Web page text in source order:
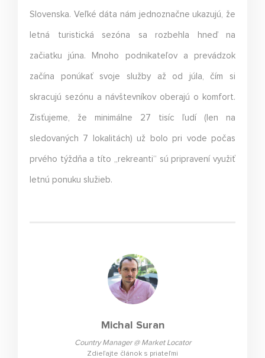
Slovenska. Veľké dáta nám jednoznačne ukazujú, že
letná turistická sezóna sa rozbehla hneď na
začiatku júna. Mnoho podnikateľov a prevádzok
začína ponúkať svoje služby až od júla, čím si
skracujú sezónu a návštevníkov oberajú o komfort.
Zisťujeme, že minimálne 27 tisíc ľudí (len na
sledovaných 7 lokalitách) už bolo pri vode počas
prvého týždňa a títo „rekreanti“ sú pripravení využiť
letnú ponuku služieb.
Michal Suran
Country Manager @ Market Locator
Zdieľajte článok s priateľmi